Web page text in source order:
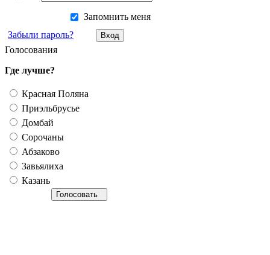
Запомнить меня
Забыли пароль?
Голосования
Где лучше?
Красная Поляна
Приэльбрусье
Домбай
Сорочаны
Абзаково
Завьялиха
Казань